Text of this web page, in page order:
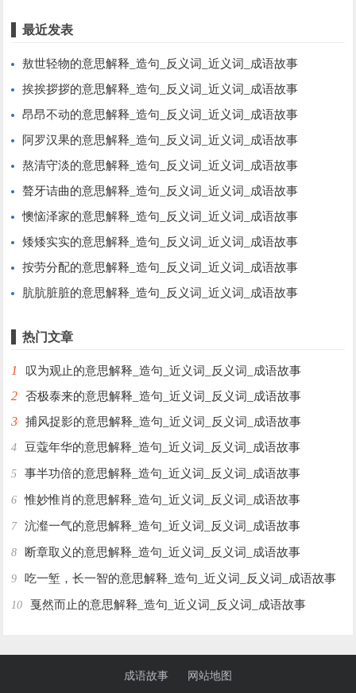
最近发表
敖世轻物的意思解释_造句_反义词_近义词_成语故事
挨挨拶拶的意思解释_造句_反义词_近义词_成语故事
昂昂不动的意思解释_造句_反义词_近义词_成语故事
阿罗汉果的意思解释_造句_反义词_近义词_成语故事
熬清守淡的意思解释_造句_反义词_近义词_成语故事
聱牙诘曲的意思解释_造句_反义词_近义词_成语故事
懊恼泽家的意思解释_造句_反义词_近义词_成语故事
矮矮实实的意思解释_造句_反义词_近义词_成语故事
按劳分配的意思解释_造句_反义词_近义词_成语故事
肮肮脏脏的意思解释_造句_反义词_近义词_成语故事
热门文章
1 叹为观止的意思解释_造句_近义词_反义词_成语故事
2 否极泰来的意思解释_造句_近义词_反义词_成语故事
3 捕风捉影的意思解释_造句_近义词_反义词_成语故事
4 豆蔻年华的意思解释_造句_近义词_反义词_成语故事
5 事半功倍的意思解释_造句_近义词_反义词_成语故事
6 惟妙惟肖的意思解释_造句_近义词_反义词_成语故事
7 沆瀣一气的意思解释_造句_近义词_反义词_成语故事
8 断章取义的意思解释_造句_近义词_反义词_成语故事
9 吃一堑，长一智的意思解释_造句_近义词_反义词_成语故事
10 戛然而止的意思解释_造句_近义词_反义词_成语故事
成语故事 网站地图